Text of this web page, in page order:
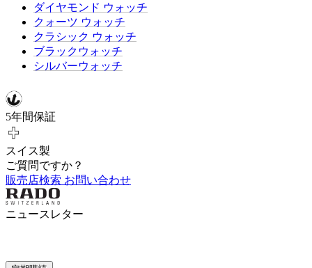
ダイヤモンド ウォッチ
クォーツ ウォッチ
クラシック ウォッチ
ブラックウォッチ
シルバーウォッチ
5年間保証
スイス製
ご質問ですか？
販売店検索 お問い合わせ
ニュースレター